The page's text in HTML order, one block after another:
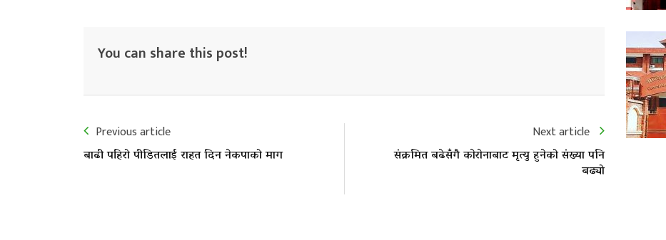
You can share this post!
Previous article
बाढी पहिरो पीडितलाई राहत दिन नेकपाको माग
Next article
संक्रमित बढेसँगै काेराेनाबाट मृत्यु हुनेको संख्या पनि
बढ्यो